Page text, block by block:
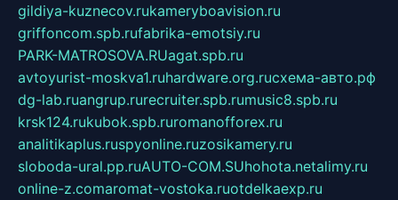
gildiya-kuznecov.rukameryboavision.ru
griffoncom.spb.rufabrika-emotsiy.ru
PARK-MATROSOVA.RUagat.spb.ru
avtoyurist-moskva1.ruhardware.org.ruсхема-авто.рф
dg-lab.ruangrup.rurecruiter.spb.rumusic8.spb.ru
krsk124.rukubok.spb.ruromanofforex.ru
analitikaplus.ruspyonline.ruzosikamery.ru
sloboda-ural.pp.ruAUTO-COM.SUhohota.netalimy.ru
online-z.comaromat-vostoka.ruotdelkaexp.ru